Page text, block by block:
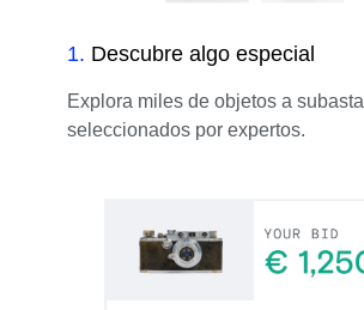
1. Descubre algo especial
Explora miles de objetos a subasta
seleccionados por expertos.